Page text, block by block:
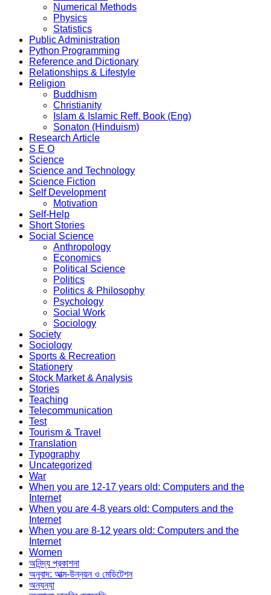
Numerical Methods
Physics
Statistics
Public Administration
Python Programming
Reference and Dictionary
Relationships & Lifestyle
Religion
Buddhism
Christianity
Islam & Islamic Reff. Book (Eng)
Sonaton (Hinduism)
Research Article
S E O
Science
Science and Technology
Science Fiction
Self Development
Motivation
Self-Help
Short Stories
Social Science
Anthropology
Economics
Political Science
Politics
Politics & Philosophy
Psychology
Social Work
Sociology
Society
Sociology
Sports & Recreation
Stationery
Stock Market & Analysis
Stories
Teaching
Telecommunication
Test
Tourism & Travel
Translation
Typography
Uncategorized
War
When you are 12-17 years old: Computers and the
Internet
When you are 4-8 years old: Computers and the
Internet
When you are 8-12 years old: Computers and the
Internet
Women
অনিন্দ্য প্রকাশনা
অনুবাদ: আত্ম-উন্নয়ন ও মেডিটেশন
অন্যন্যা